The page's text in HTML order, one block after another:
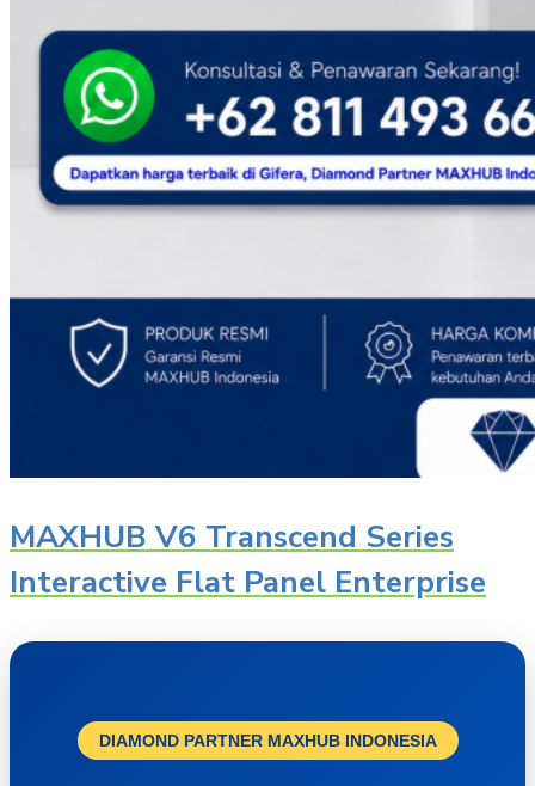
MAXHUB V6 Transcend Series
Interactive Flat Panel Enterprise
DIAMOND PARTNER MAXHUB INDONESIA